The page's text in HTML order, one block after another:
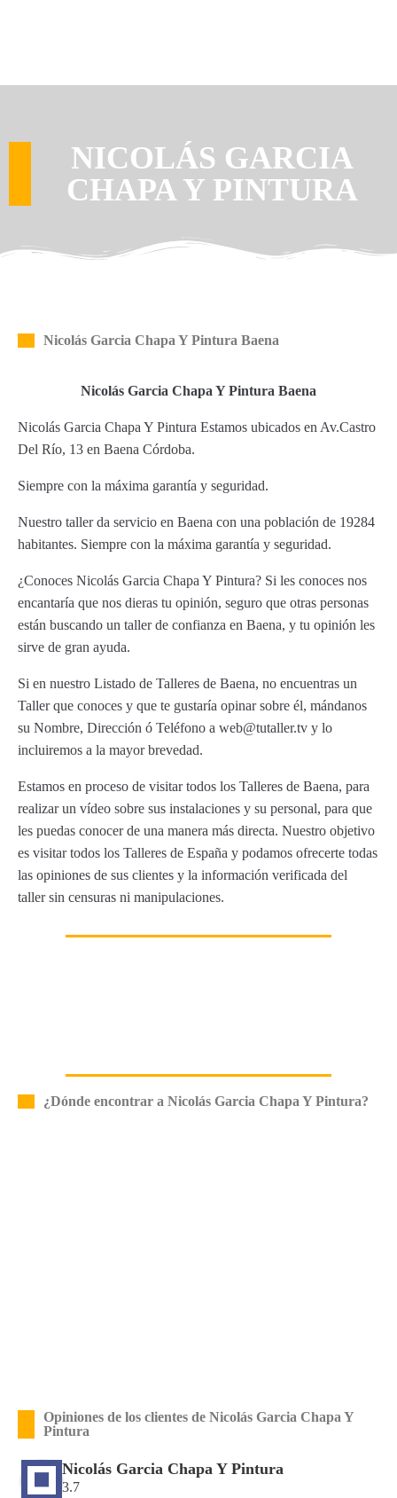
NICOLÁS GARCIA
CHAPA Y PINTURA
Nicolás Garcia Chapa Y Pintura Baena
Nicolás Garcia Chapa Y Pintura Baena
Nicolás Garcia Chapa Y Pintura Estamos ubicados en Av.Castro
Del Río, 13 en Baena Córdoba.
Siempre con la máxima garantía y seguridad.
Nuestro taller da servicio en Baena con una población de 19284
habitantes. Siempre con la máxima garantía y seguridad.
¿Conoces Nicolás Garcia Chapa Y Pintura? Si les conoces nos
encantaría que nos dieras tu opinión, seguro que otras personas
están buscando un taller de confianza en Baena, y tu opinión les
sirve de gran ayuda.
Si en nuestro Listado de Talleres de Baena, no encuentras un
Taller que conoces y que te gustaría opinar sobre él, mándanos
su Nombre, Dirección ó Teléfono a web@tutaller.tv y lo
incluiremos a la mayor brevedad.
Estamos en proceso de visitar todos los Talleres de Baena, para
realizar un vídeo sobre sus instalaciones y su personal, para que
les puedas conocer de una manera más directa. Nuestro objetivo
es visitar todos los Talleres de España y podamos ofrecerte todas
las opiniones de sus clientes y la información verificada del
taller sin censuras ni manipulaciones.
¿Dónde encontrar a Nicolás Garcia Chapa Y Pintura?
Opiniones de los clientes de Nicolás Garcia Chapa Y
Pintura
Nicolás Garcia Chapa Y Pintura
3.7